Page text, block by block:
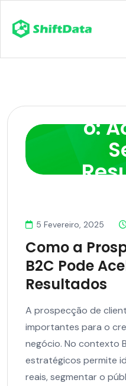
o:
5 Fevereiro, 2025
Como a
B2C Pode
Resultados
A prospecção de
importantes para o
negócio. No contexto
estratégicos permite
reais, segmentar o